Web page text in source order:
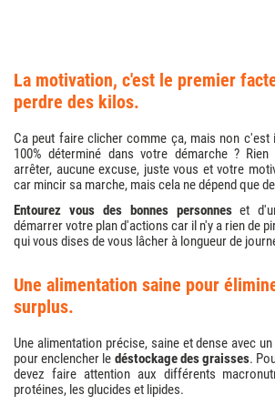
la motivation, c'est le premier facteur clé pour
perdre des kilos.
Ca peut faire clicher comme ça, mais non c'est
100% déterminé dans votre démarche ?
arrêter, aucune excuse, juste vous et votre
car mincir sa marche, mais cela ne dépend que
Entourez vous des bonnes personneset
démarrer votre plan d'actions car il n'y a rien de
qui vous dises de vous lâcher à longueur de
une alimentation saine pour éliminer les kilos en
surplus.
Une alimentation précise, saine et dense avec
pour enclencher le déstockage des graisses.
devez faire attention aux différents
protéines, les glucides et lipides.